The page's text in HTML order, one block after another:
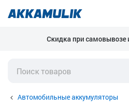
Скидка при самовывозе
Автомобильные аккумуляторы